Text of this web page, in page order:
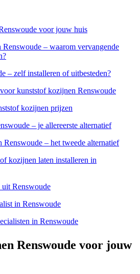
voor jouw huis
– waarom vervangende
– zelf installeren of uitbesteden?
kunststof kozijnen Renswoude
kozijnen prijzen
– je allereerste alternatief
– het tweede alternatief
kozijnen laten installeren in
uit Renswoude
in Renswoude
in Renswoude
Renswoude voor jouw